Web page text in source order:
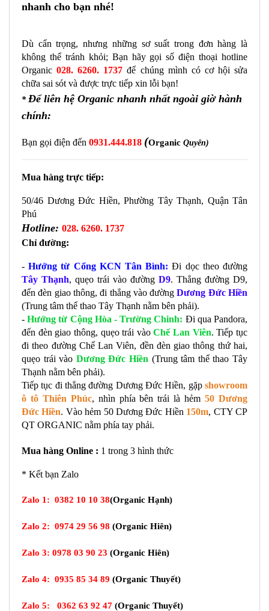
nhanh cho bạn nhé!
Dù cẩn trọng, nhưng những sơ suất trong đơn hàng là
không thể tránh khỏi; Bạn hãy gọi số điện thoại hotline
Organic 028. 6260. 1737để chúng mình có cơ hội sửa
chữa sai sót và được trực tiếp xin lỗi bạn!
* Để liên hệ Organic nhanh nhất ngoài giờ hành
chính:
Bạn gọi điện đến 0931.444.818 (Organic Quyên)
Mua hàng trực tiếp:
50/46 Dương Đức Hiền, Phường Tây Thạnh, Quận Tân
Phú
Hotline: 028. 6260. 1737
Chỉ đường:
- Hướng từ Cổng KCN Tân Bình:
Tây Thạnh, quẹo trái vào đường D9. Thẳng đường D9,
đến đèn giao thông, đi thẳng vào đường Dương Đức Hiền
(Trung tâm thể thao Tây Thạnh nằm bên phải).
- Hướng từ Cộng Hòa - Trường Chinh: Đi qua Pandora,
đến đèn giao thông, quẹo trái vào Chế Lan Viên. Tiếp tục
đi theo đường Chế Lan Viên, đền đèn giao thông thứ hai,
quẹo trái vào Dương Đức Hiền (Trung tâm thể thao Tây
Thạnh nằm bên phải).
Tiếp tục đi thẳng đường Dương Đức Hiền, gặp showroom
ô tô Thiên Phúc, nhìn phía bên trái là hẻm 50 Dương
Đức Hiền. Vào hẻm 50 Dương Đức Hiền 150m, CTY CP
QT ORGANIC nằm phía tay phải.
Mua hàng Online : 1 trong 3 hình thức
* Kết bạn Zalo
Zalo 1: 0382 10 10 38(Organic Hạnh)
Zalo 2: 0974 29 56 98 (Organic Hiên)
Zalo 3: 0978 03 90 23 (Organic Hiên)
Zalo 4: 0935 85 34 89 (Organic Thuyết)
Zalo 5: 0362 63 92 47 (Organic Thuyết)